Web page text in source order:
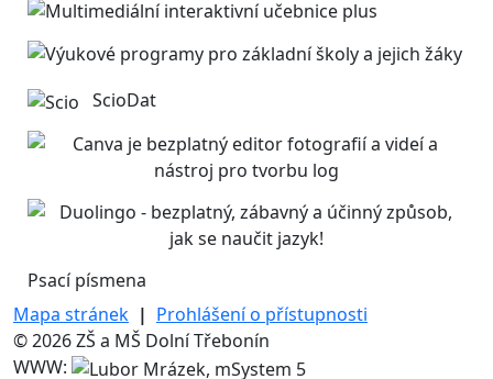
ScioDat
Psací písmena
Mapa stránek | Prohlášení o přístupnosti
© 2026 ZŠ a MŠ Dolní Třebonín
WWW: